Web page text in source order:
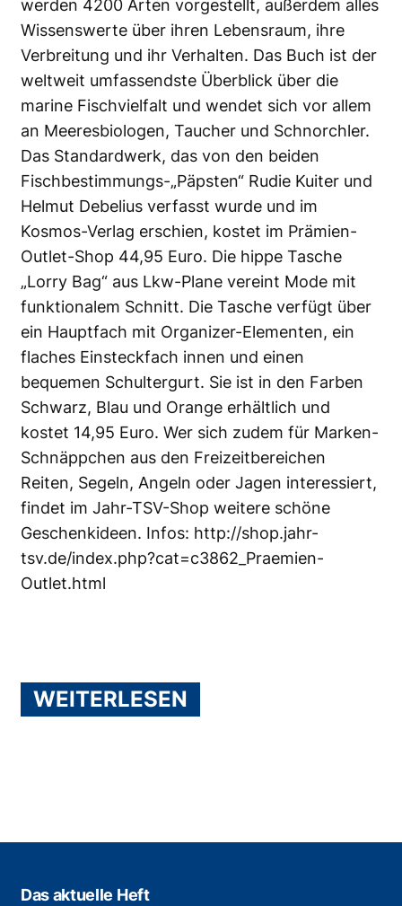
werden 4200 Arten vorgestellt, außerdem alles
Wissenswerte über ihren Lebensraum, ihre
Verbreitung und ihr Verhalten. Das Buch ist der
weltweit umfassendste Überblick über die
marine Fischvielfalt und wendet sich vor allem
an Meeresbiologen, Taucher und Schnorchler.
Das Standardwerk, das von den beiden
Fischbestimmungs-„Päpsten“ Rudie Kuiter und
Helmut Debelius verfasst wurde und im
Kosmos-Verlag erschien, kostet im Prämien-
Outlet-Shop 44,95 Euro. Die hippe Tasche
„Lorry Bag“ aus Lkw-Plane vereint Mode mit
funktionalem Schnitt. Die Tasche verfügt über
ein Hauptfach mit Organizer-Elementen, ein
flaches Einsteckfach innen und einen
bequemen Schultergurt. Sie ist in den Farben
Schwarz, Blau und Orange erhältlich und
kostet 14,95 Euro. Wer sich zudem für Marken-
Schnäppchen aus den Freizeitbereichen
Reiten, Segeln, Angeln oder Jagen interessiert,
findet im Jahr-TSV-Shop weitere schöne
Geschenkideen. Infos: http://shop.jahr-
tsv.de/index.php?cat=c3862_Praemien-
Outlet.html
WEITERLESEN
Das aktuelle Heft